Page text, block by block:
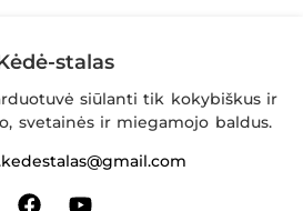
stalas
siūlanti tik kokybiškus ir
svetainės ir miegamojo baldus.